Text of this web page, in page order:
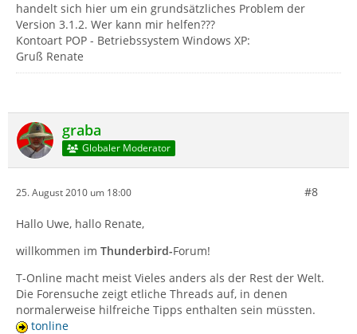
handelt sich hier um ein grundsätzliches Problem der
Version 3.1.2. Wer kann mir helfen???
Kontoart POP - Betriebssystem Windows XP:
Gruß Renate
graba
Globaler Moderator
25. August 2010 um 18:00 #8
Hallo Uwe, hallo Renate,
willkommen im Thunderbird-Forum!
T-Online macht meist Vieles anders als der Rest der Welt.
Die Forensuche zeigt etliche Threads auf, in denen
normalerweise hilfreiche Tipps enthalten sein müssten.
tonline